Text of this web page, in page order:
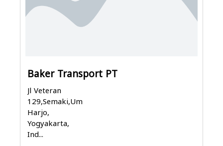
Baker Transport PT
Jl Veteran
129,Semaki,Umbul
Harjo,
Yogyakarta,
Ind...